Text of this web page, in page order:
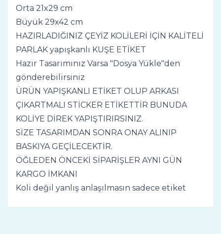
Orta 21x29 cm
Büyük 29x42 cm
HAZIRLADIĞINIZ ÇEYİZ KOLİLERİ İÇİN KALİTELİ
PARLAK yapışkanlı KUŞE ETİKET
Hazır Tasarımınız Varsa "Dosya Yükle"den
gönderebilirsiniz
ÜRÜN YAPIŞKANLI ETİKET OLUP ARKASI
ÇIKARTMALI STİCKER ETİKETTİR BUNUDA
KOLİYE DİREK YAPIŞTIRIRSINIZ.
SİZE TASARIMDAN SONRA ONAY ALINIP
BASKIYA GEÇİLECEKTİR.
ÖĞLEDEN ÖNCEKİ SİPARİŞLER AYNI GÜN
KARGO İMKANI
Koli değil yanlış anlaşılmasın sadece etiket